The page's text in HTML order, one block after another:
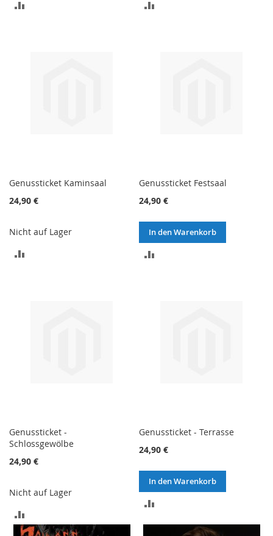
Genussticket Kaminsaal
24,90 €
Nicht auf Lager
Genussticket Festsaal
24,90 €
In den Warenkorb
Genussticket -
Schlossgewölbe
24,90 €
Nicht auf Lager
Genussticket - Terrasse
24,90 €
In den Warenkorb
VERGLEICHSLISTE